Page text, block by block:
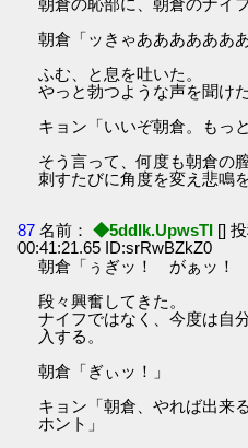
朝倉「ッきゃああああああ
ふむ、と息を吐いた。
やっと勃つような声を聞けた
キョン「いいぞ朝倉。もっ
そう言って、何度も朝倉の
刺すたびに角度を変え悲鳴
87 名前： ◆5ddIk.UpwsTI []
00:41:21.65 ID:srRwBZkZ0
朝倉「ぅぎッ！ がぁッ！
段々興奮してきた。
ナイフではなく、今度は自
入する。
朝倉「ぎぃッ！」
キョン「朝倉、やれば出来
ホント」